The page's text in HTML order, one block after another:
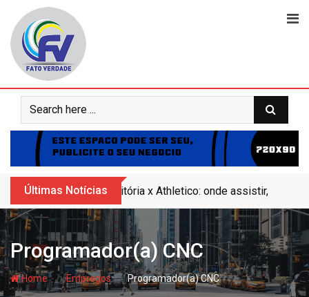
content
Últimas Notícias Vitória x Athletico: onde assistir,
Programador(a) CNC
Home- hjEmpregos- hjProgramador(a) CNC